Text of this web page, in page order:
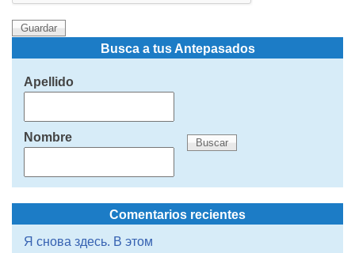
Busca a tus Antepasados
Apellido
Nombre
Comentarios recientes
Я снова здесь. В этом